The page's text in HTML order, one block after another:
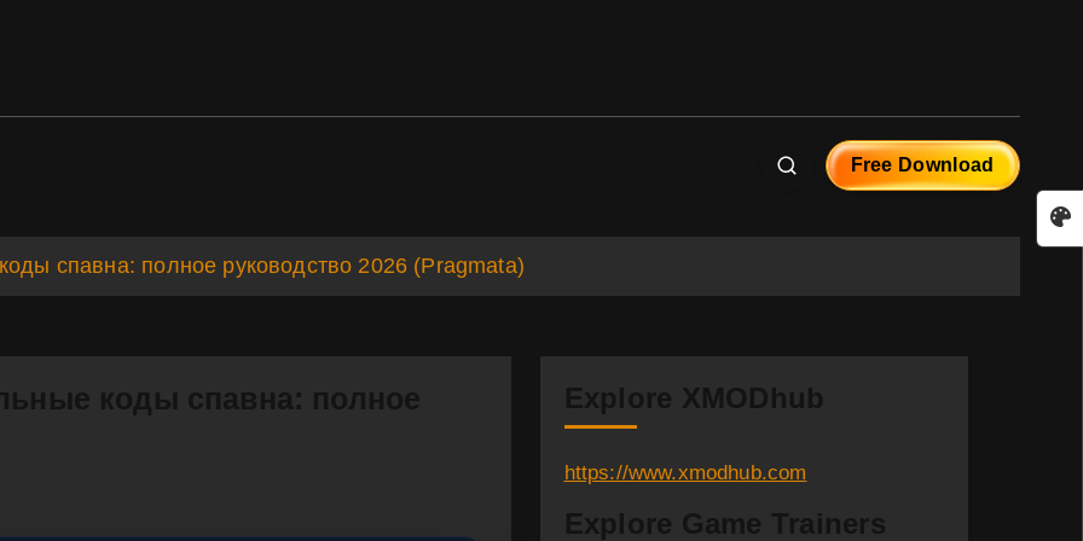
Free Download
спавна: полное руководство 2026 (Pragmata)
коды спавна: полное
Explore XMODhub
https://www.xmodhub.com
Explore Game Trainers